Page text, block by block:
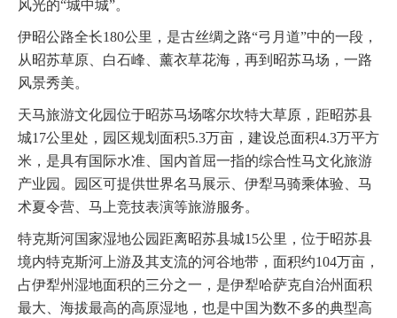
风光的“城中城”。
伊昭公路全长180公里，是古丝绸之路“弓月道”中的一段，
从昭苏草原、白石峰、薰衣草花海，再到昭苏马场，一路
风景秀美。
天马旅游文化园位于昭苏马场喀尔坎特大草原，距昭苏县
城17公里处，园区规划面积5.3万亩，建设总面积4.3万平方
米，是具有国际水准、国内首屈一指的综合性马文化旅游
产业园。园区可提供世界名马展示、伊犁马骑乘体验、马
术夏令营、马上竞技表演等旅游服务。
特克斯河国家湿地公园距离昭苏县城15公里，位于昭苏县
境内特克斯河上游及其支流的河谷地带，面积约104万亩，
占伊犁州湿地面积的三分之一，是伊犁哈萨克自治州面积
最大、海拔最高的高原湿地，也是中国为数不多的典型高